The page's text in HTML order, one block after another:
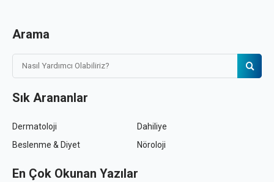
Arama
Sık Arananlar
Dermatoloji
Dahiliye
Beslenme & Diyet
Nöroloji
En Çok Okunan Yazılar